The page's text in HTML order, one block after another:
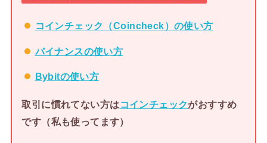
コインチェック（Coincheck）の使い方
バイナンスの使い方
Bybitの使い方
取引に慣れてない方は コインチェックがおすすめ
です（私も使ってます）